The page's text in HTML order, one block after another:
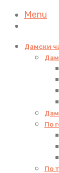
Menu
Дамски
По
По